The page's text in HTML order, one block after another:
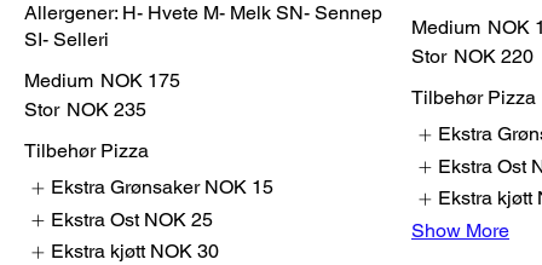
Allergener: H- Hvete M- Melk SN- Sennep
SI- Selleri
Medium NOK 175
Stor NOK 235
Tilbehør Pizza
Ekstra Grønsaker NOK 15
Ekstra Ost NOK 25
Ekstra kjøtt NOK 30
Medium NOK
Stor NOK 220
Tilbehør Pizza
Ekstra
Ekstra Ost
Ekstra kjøtt
Show More